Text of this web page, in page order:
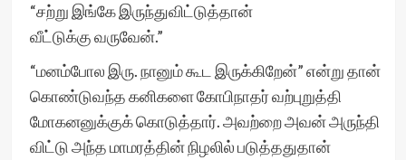
“சற்று இங்கே இருந்துவிட்டுத்தான்
வீட்டுக்கு வருவேன்.”
“மனம்போல இரு. நானும் கூட இருக்கிறேன்” என்று தான்
கொண்டுவந்த கனிகளை கோபிநாதர் வற்புறுத்தி
மோகனனுக்குக் கொடுத்தார். அவற்றை அவன் அருந்தி
விட்டு அந்த மாமரத்தின் நிழலில் படுத்ததுதான்